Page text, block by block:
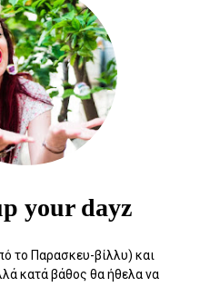
your dayz
το Παρασκευ-βίλλυ) και
κατά βάθος θα ήθελα να